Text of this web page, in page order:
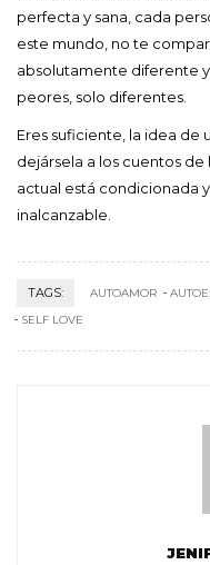
perfecta y sana, cada
este mundo, no te
absolutamente diferente
peores, solo diferentes.
Eres suficiente, la idea de
dejársela a los cuentos
actual está condicionada
inalcanzable.
TAGS: AUTOAMOR
SELF LOVE